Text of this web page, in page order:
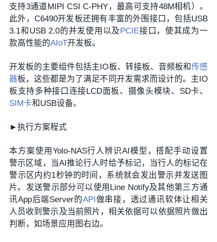
支持3通道MIPI CSI C-PHY，最高可支持48M相机）。
此外，C6490开发板还拥有丰富的外围接口，包括USB
3.1和USB 2.0的并发使用以及 PCIE接口，使其成为一
款高性能的AIoT开发板。
开发板的主要组件包括主IO板、转接板、音频板和传感
器板，这些都是为了满足不同开发需求而设计的。主IO
板支持多种接口连接LCD面板、摄像头模块、SD卡、
SIM卡和USB设备。
►执行方案程式
本方案使用Yolo-NAS行人辨识AI模型，搭配手动设置
警示区域，当AI推论行人时给予标记，当行人的标记在
警示区内约1秒钟的时间，系统就会发出警示并发送图
片。发送警示部分可以使用Line Notify及其他第三方通
讯App后端Server的API做串接，透过通讯软体让相关
人员收到警示及当前照片，相关依据可以依据照片做出
判断，如场景应用图右边。